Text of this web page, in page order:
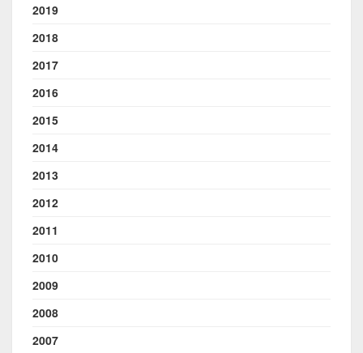
2019
2018
2017
2016
2015
2014
2013
2012
2011
2010
2009
2008
2007